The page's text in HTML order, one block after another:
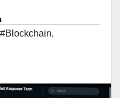
#Blockchain,